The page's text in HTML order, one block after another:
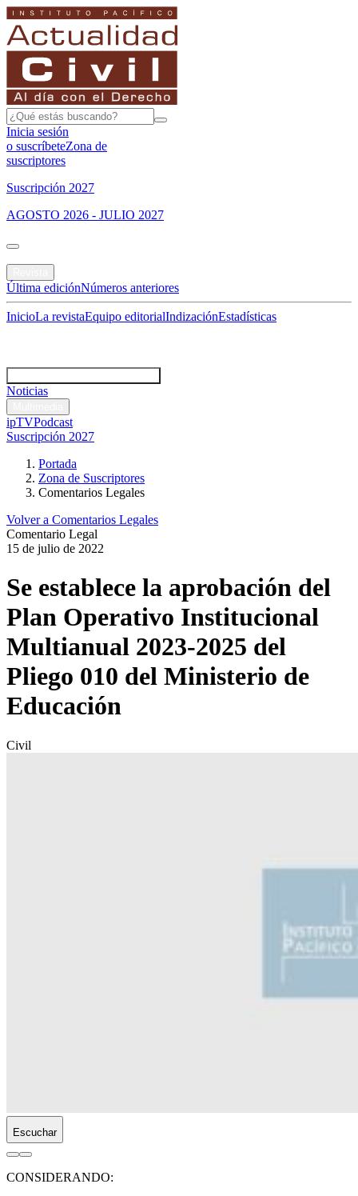
Inicia sesión
o suscríbeteZona de
suscriptores
Suscripción 2027
AGOSTO 2026 - JULIO 2027
Última ediciónNúmeros anteriores
InicioLa revistaEquipo editorialIndizaciónEstadísticas
Noticias
ipTVPodcast
Suscripción 2027
Portada
Zona de Suscriptores
Comentarios Legales
Volver a Comentarios Legales
Comentario Legal
15 de julio de 2022
Se establece la aprobación del
Plan Operativo Institucional
Multianual 2023-2025 del
Pliego 010 del Ministerio de
Educación
Civil
Escuchar
CONSIDERANDO: